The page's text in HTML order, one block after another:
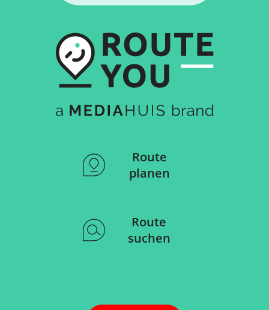
Route
planen
Route
suchen